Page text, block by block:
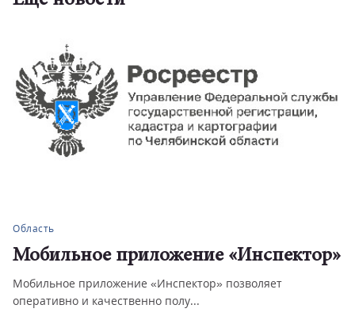
Область
Мобильное приложение «Инспектор»
Мобильное приложение «Инспектор» позволяет
оперативно и качественно полу...